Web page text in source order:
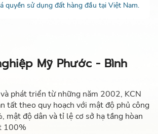
quyền sử dụng đất hàng đầu tại Việt Nam.
Mỹ Phước - Bình
phát triển từ những năm 2002, KCN
tất theo quy hoạch với mật độ phủ công
mật độ dân và tỉ lệ cơ sở hạ tầng hòan
100%